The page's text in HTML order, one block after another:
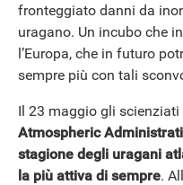
fronteggiato danni da
uragano. Un incubo che
l’Europa, che in futuro
sempre più con tali
Il 23 maggio gli scienziati
Atmospheric
stagione degli uragani
la più attiva di sempre.